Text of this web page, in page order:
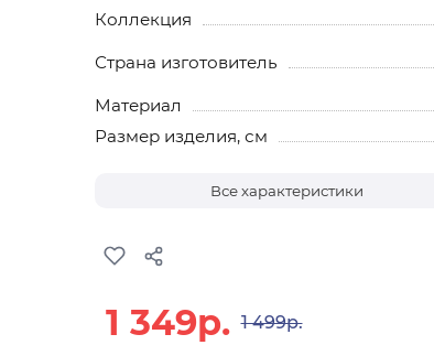
Коллекция
Страна изготовитель
Материал
Размер изделия, см
Все характеристики
1 349р. 1 499р.